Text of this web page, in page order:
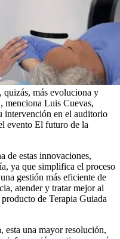
quizás, más evoluciona y
menciona Luis Cuevas,
intervención en el auditorio
evento El futuro de la
de estas innovaciones,
ya que simplifica el proceso
gestión más eficiente de
atender y tratar mejor al
de Terapia Guiada
esta una mayor resolución,